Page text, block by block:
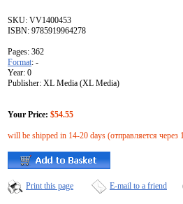
SKU: VV1400453
ISBN: 9785919964278
Pages: 362
Format: -
Year: 0
Publisher: XL Media (XL Media)
Your Price: $54.55
will be shipped in 14-20 days (отправляется через
Print this page E-mail to a friend